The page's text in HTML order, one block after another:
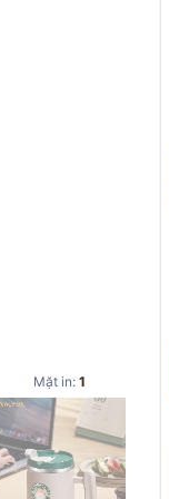
Mặt in: 1